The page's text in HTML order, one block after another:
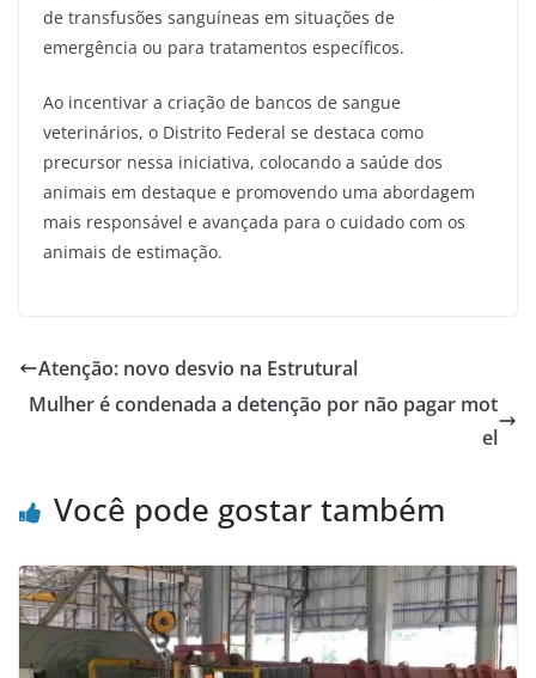
de transfusões sanguíneas em situações de
emergência ou para tratamentos específicos.
Ao incentivar a criação de bancos de sangue
veterinários, o Distrito Federal se destaca como
precursor nessa iniciativa, colocando a saúde dos
animais em destaque e promovendo uma abordagem
mais responsável e avançada para o cuidado com os
animais de estimação.
Atenção: novo desvio na Estrutural
Mulher é condenada a detenção por não pagar mot
el
Você pode gostar também